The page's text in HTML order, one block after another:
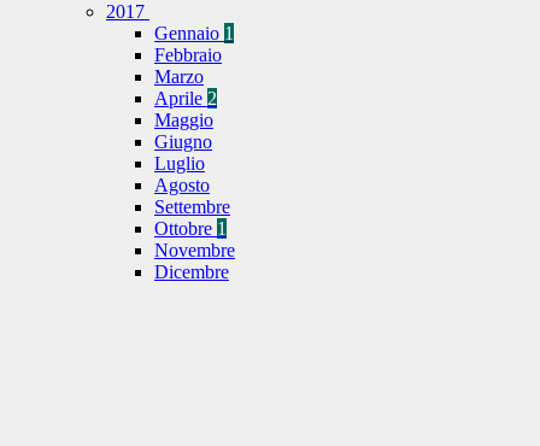
2017
Gennaio 1
Febbraio
Marzo
Aprile 2
Maggio
Giugno
Luglio
Agosto
Settembre
Ottobre 1
Novembre
Dicembre